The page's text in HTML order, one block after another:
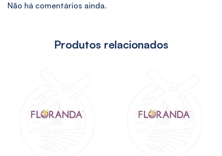
Não há comentários ainda.
Produtos relacionados